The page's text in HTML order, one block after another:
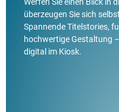
überzeugen Sie sich
Spannende Titelstories,
hochwertige Gestaltung
digital im Kiosk.